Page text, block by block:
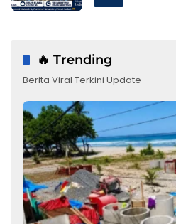
🔥 Trending
Berita Viral Terkini Update